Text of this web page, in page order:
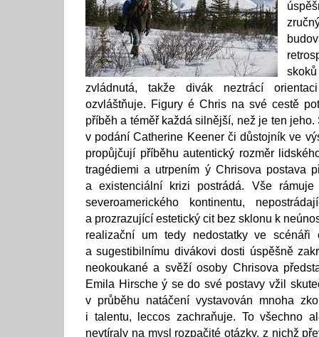
zvládnutá, takže divák neztrácí
ozvláštňuje. Figury é Chris na své cestě
příběh a téměř každá silnější, než je ten
v podání Catherine Keener či důstojník ve
propůjčují příběhu autentický rozměr
tragédiemi a utrpením ý Chrisova postava
a existenciální krizi postrádá. Vše
severoamerického kontinentu,
a prozrazující estetický cit bez sklonu k
realizační um tedy nedostatky ve scénáři
a sugestibilnímu divákovi dosti úspěšně
neokoukané a svěží osoby Chrisova
Emila Hirsche ý se do své postavy vžil
v průběhu natáčení vystavován mnoha
i talentu, leccos zachraňuje. To všechno
nevtíraly na mysl rozpačité otázky, z nichž